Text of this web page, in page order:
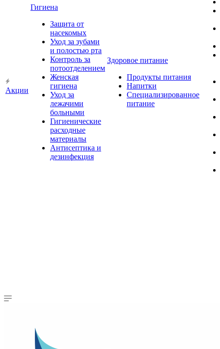
Акции
Гигиена
Защита от
насекомых
Уход за зубами
и полостью рта
Контроль за
потоотделением
Женская
гигиена
Уход за
лежачими
больными
Гигиенические
расходные
материалы
Антисептика и
дезинфекция
Здоровое питание
Продукты питания
Напитки
Специализированное
питание